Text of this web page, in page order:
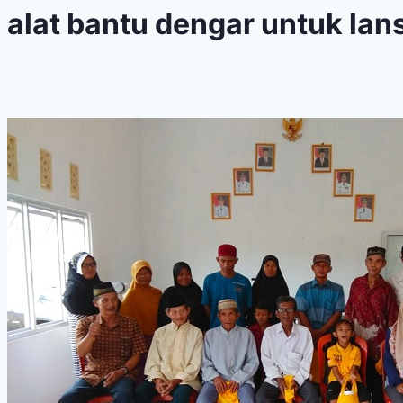
alat bantu dengar untuk